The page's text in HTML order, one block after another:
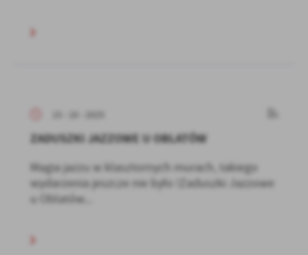
ZADUSZKI JAZZOWE U OBLATÓW
Magia jazzu w klasztornych murach, takiego
wydarzenia jeszcze nie było !Zaduszki Jazzowe
u Oblatów...